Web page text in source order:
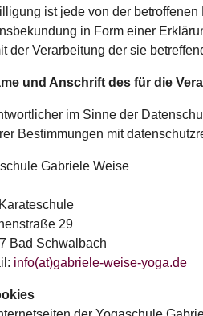
ist jede von der
in Form einer
der Verarbeitung der sie
und Anschrift des für die
im Sinne der
Bestimmungen mit
Gabriele Weise
29
Bad Schwalbach
info(at)gabriele-weise-yoga.de